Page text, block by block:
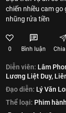
chiến nhiều cam
nhũng rửa tiền
0 Bình luận
Diễn viên: Lâm
Lương Liệt Duy,
Đạo diễn: Lý Văn
Thể loại: Phim